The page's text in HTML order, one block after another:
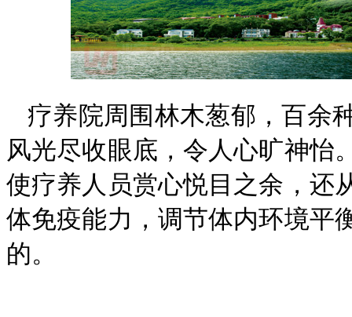
疗养院周围林木葱郁，百余
风光尽收眼底，令人心旷神怡
使疗养人员赏心悦目 之余，还
体免疫能力，调节体内环境平
的。